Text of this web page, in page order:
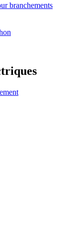
branchements